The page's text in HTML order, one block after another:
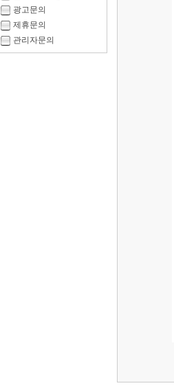
광고문의
제휴문의
관리자문의